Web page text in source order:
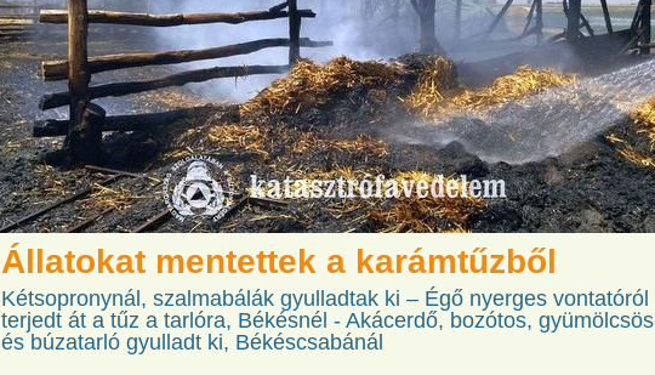
Állatokat mentettek a karámtűzből
Kétsopronynál, szalmabálák gyulladtak ki – Égő nyerges vontatóról
terjedt át a tűz a tarlóra, Békésnél - Akácerdő, bozótos, gyümölcsös
és búzatarló gyulladt ki, Békéscsabánál